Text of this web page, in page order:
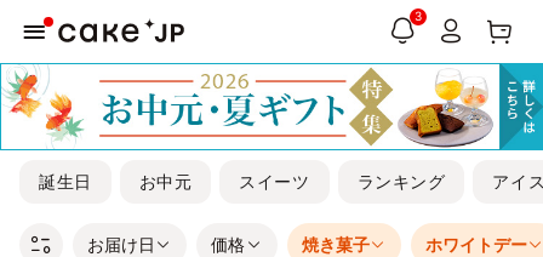
3
誕生日 お中元 スイーツ ランキング アイ
お届け日 価格 焼き菓子 ホワイトデー